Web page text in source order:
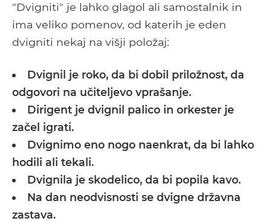
"Dvigniti" je lahko glagol ali samostalnik in
ima veliko pomenov, od katerih je eden
dvigniti nekaj na višji položaj:
Dvignil je roko, da bi dobil priložnost, da
odgovori na učiteljevo vprašanje.
Dirigent je dvignil palico in orkester je
začel igrati.
Dvignimo eno nogo naenkrat, da bi lahko
hodili ali tekali.
Dvignila je skodelico, da bi popila kavo.
Na dan neodvisnosti se dvigne državna
zastava.